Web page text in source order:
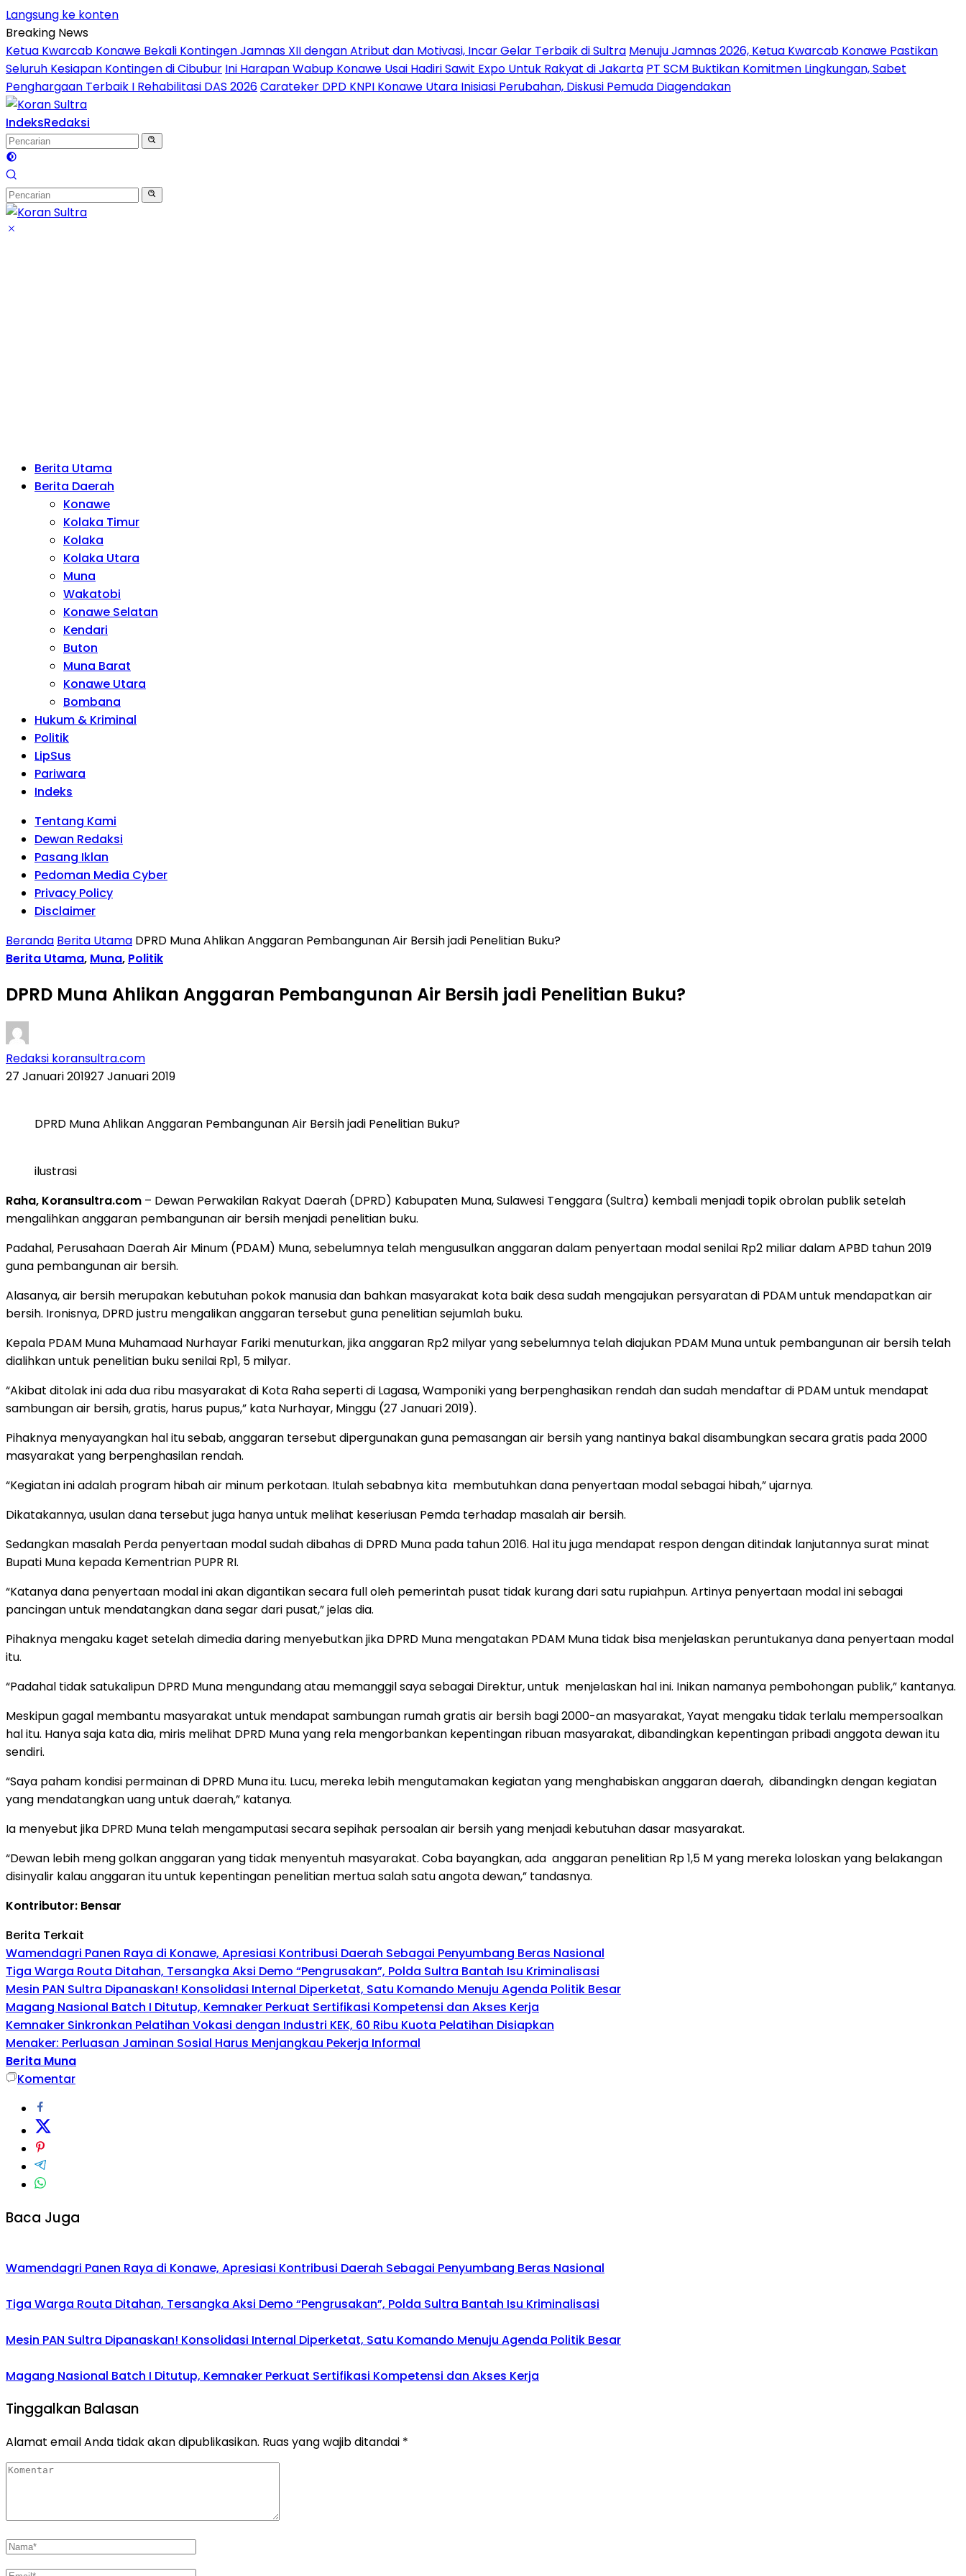
Langsung ke konten
Breaking News
Ketua Kwarcab Konawe Bekali Kontingen Jamnas XII dengan Atribut dan Motivasi, Incar Gelar Terbaik di Sultra Menuju Jamnas 2026, Ketua Kwarcab Konawe Pastikan
Seluruh Kesiapan Kontingen di Cibubur Ini Harapan Wabup Konawe Usai Hadiri Sawit Expo Untuk Rakyat di Jakarta PT SCM Buktikan Komitmen Lingkungan, Sabet
Penghargaan Terbaik I Rehabilitasi DAS 2026Carateker DPD KNPI Konawe Utara Inisiasi Perubahan, Diskusi Pemuda Diagendakan
IndeksRedaksi
Berita Utama
Berita Daerah
Konawe
Kolaka Timur
Kolaka
Kolaka Utara
Muna
Wakatobi
Konawe Selatan
Kendari
Buton
Muna Barat
Konawe Utara
Bombana
Hukum & Kriminal
Politik
LipSus
Pariwara
Indeks
Tentang Kami
Dewan Redaksi
Pasang Iklan
Pedoman Media Cyber
Privacy Policy
Disclaimer
Beranda Berita Utama DPRD Muna Ahlikan Anggaran Pembangunan Air Bersih jadi Penelitian Buku?
Berita Utama, Muna, Politik
DPRD Muna Ahlikan Anggaran Pembangunan Air Bersih jadi Penelitian Buku?
Redaksi koransultra.com
27 Januari 201927 Januari 2019
DPRD Muna Ahlikan Anggaran Pembangunan Air Bersih jadi Penelitian Buku?
ilustrasi
Raha, Koransultra.com – Dewan Perwakilan Rakyat Daerah (DPRD) Kabupaten Muna, Sulawesi Tenggara (Sultra) kembali menjadi topik obrolan publik setelah
mengalihkan anggaran pembangunan air bersih menjadi penelitian buku.
Padahal, Perusahaan Daerah Air Minum (PDAM) Muna, sebelumnya telah mengusulkan anggaran dalam penyertaan modal senilai Rp2 miliar dalam APBD tahun 2019
guna pembangunan air bersih.
Alasanya, air bersih merupakan kebutuhan pokok manusia dan bahkan masyarakat kota baik desa sudah mengajukan persyaratan di PDAM untuk mendapatkan air
bersih. Ironisnya, DPRD justru mengalikan anggaran tersebut guna penelitian sejumlah buku.
Kepala PDAM Muna Muhamaad Nurhayar Fariki menuturkan, jika anggaran Rp2 milyar yang sebelumnya telah diajukan PDAM Muna untuk pembangunan air bersih telah
dialihkan untuk penelitian buku senilai Rp1, 5 milyar.
“Akibat ditolak ini ada dua ribu masyarakat di Kota Raha seperti di Lagasa, Wamponiki yang berpenghasikan rendah dan sudah mendaftar di PDAM untuk mendapat
sambungan air bersih, gratis, harus pupus,” kata Nurhayar, Minggu (27 Januari 2019).
Pihaknya menyayangkan hal itu sebab, anggaran tersebut dipergunakan guna pemasangan air bersih yang nantinya bakal disambungkan secara gratis pada 2000
masyarakat yang berpenghasilan rendah.
“Kegiatan ini adalah program hibah air minum perkotaan. Itulah sebabnya kita membutuhkan dana penyertaan modal sebagai hibah,” ujarnya.
Dikatakannya, usulan dana tersebut juga hanya untuk melihat keseriusan Pemda terhadap masalah air bersih.
Sedangkan masalah Perda penyertaan modal sudah dibahas di DPRD Muna pada tahun 2016. Hal itu juga mendapat respon dengan ditindak lanjutannya surat minat
Bupati Muna kepada Kementrian PUPR RI.
“Katanya dana penyertaan modal ini akan digantikan secara full oleh pemerintah pusat tidak kurang dari satu rupiahpun. Artinya penyertaan modal ini sebagai
pancingan untuk mendatangkan dana segar dari pusat,” jelas dia.
Pihaknya mengaku kaget setelah dimedia daring menyebutkan jika DPRD Muna mengatakan PDAM Muna tidak bisa menjelaskan peruntukanya dana penyertaan modal
itu.
“Padahal tidak satukalipun DPRD Muna mengundang atau memanggil saya sebagai Direktur, untuk menjelaskan hal ini. Inikan namanya pembohongan publik,” kantanya.
Meskipun gagal membantu masyarakat untuk mendapat sambungan rumah gratis air bersih bagi 2000-an masyarakat, Yayat mengaku tidak terlalu mempersoalkan
hal itu. Hanya saja kata dia, miris melihat DPRD Muna yang rela mengorbankan kepentingan ribuan masyarakat, dibandingkan kepentingan pribadi anggota dewan itu
sendiri.
“Saya paham kondisi permainan di DPRD Muna itu. Lucu, mereka lebih mengutamakan kegiatan yang menghabiskan anggaran daerah, dibandingkn dengan kegiatan
yang mendatangkan uang untuk daerah,” katanya.
Ia menyebut jika DPRD Muna telah mengamputasi secara sepihak persoalan air bersih yang menjadi kebutuhan dasar masyarakat.
“Dewan lebih meng golkan anggaran yang tidak menyentuh masyarakat. Coba bayangkan, ada anggaran penelitian Rp 1,5 M yang mereka loloskan yang belakangan
disinyalir kalau anggaran itu untuk kepentingan penelitian mertua salah satu angota dewan,” tandasnya.
Kontributor: Bensar
Berita Terkait
Wamendagri Panen Raya di Konawe, Apresiasi Kontribusi Daerah Sebagai Penyumbang Beras Nasional
Tiga Warga Routa Ditahan, Tersangka Aksi Demo “Pengrusakan”, Polda Sultra Bantah Isu Kriminalisasi
Mesin PAN Sultra Dipanaskan! Konsolidasi Internal Diperketat, Satu Komando Menuju Agenda Politik Besar
Magang Nasional Batch I Ditutup, Kemnaker Perkuat Sertifikasi Kompetensi dan Akses Kerja
Kemnaker Sinkronkan Pelatihan Vokasi dengan Industri KEK, 60 Ribu Kuota Pelatihan Disiapkan
Menaker: Perluasan Jaminan Sosial Harus Menjangkau Pekerja Informal
Berita Muna
Komentar
Baca Juga
Wamendagri Panen Raya di Konawe, Apresiasi Kontribusi Daerah Sebagai Penyumbang Beras Nasional
Tiga Warga Routa Ditahan, Tersangka Aksi Demo “Pengrusakan”, Polda Sultra Bantah Isu Kriminalisasi
Mesin PAN Sultra Dipanaskan! Konsolidasi Internal Diperketat, Satu Komando Menuju Agenda Politik Besar
Magang Nasional Batch I Ditutup, Kemnaker Perkuat Sertifikasi Kompetensi dan Akses Kerja
Tinggalkan Balasan
Alamat email Anda tidak akan dipublikasikan. Ruas yang wajib ditandai *